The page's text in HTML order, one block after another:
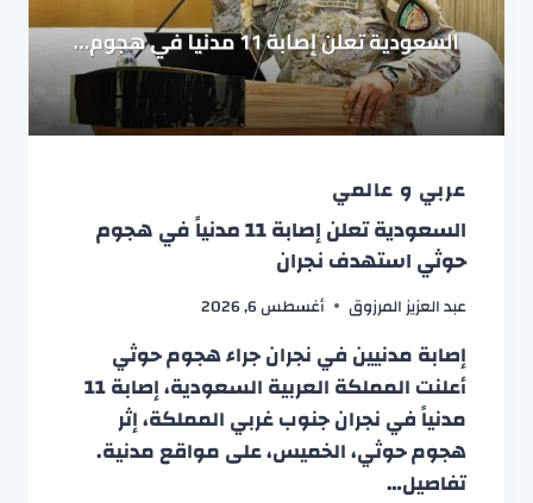
عربي و عالمي
السعودية تعلن إصابة 11 مدنياً في هجوم
حوثي استهدف نجران
عبد العزيز المرزوق أغسطس 6, 2026
إصابة مدنيين في نجران جراء هجوم حوثي
أعلنت المملكة العربية السعودية، إصابة 11
مدنياً في نجران جنوب غربي المملكة، إثر
هجوم حوثي، الخميس، على مواقع مدنية.
تفاصيل…